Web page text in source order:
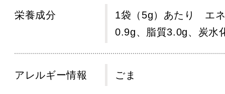
栄養成分
1袋（5g）あたり エ
0.9g、脂質3.0g、炭水
アレルギー情報 ごま